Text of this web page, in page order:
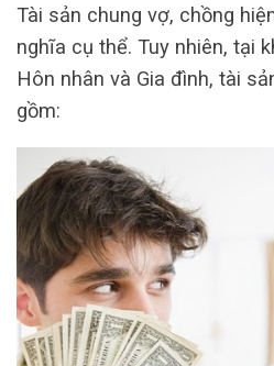
Tài sản chung vợ, chồng
nghĩa cụ thể. Tuy nhiên, tại
Hôn nhân và Gia đình, tài
gồm: